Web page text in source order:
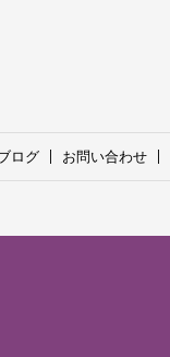
ログ お問い合わせ